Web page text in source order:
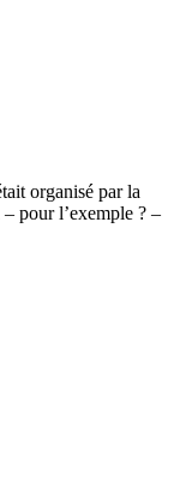
organisé par la
pour l’exemple ? –